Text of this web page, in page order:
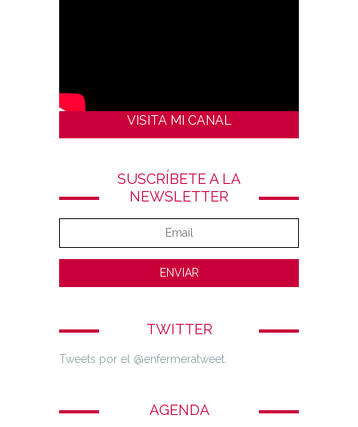
VISITA MI CANAL
SUSCRÍBETE A LA
NEWSLETTER
TWITTER
Tweets por el @enfermeratweet.
AGENDA